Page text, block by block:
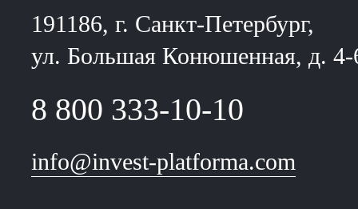
191186, г. Санкт-Петербург,
ул. Большая Конюшенная, д.
8 800 333-10-10
info@invest-platforma.com